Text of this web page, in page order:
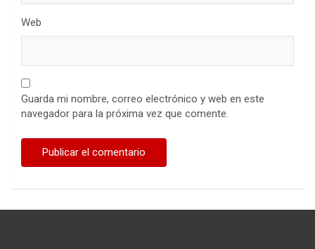
Web
Guarda mi nombre, correo electrónico y web en este
navegador para la próxima vez que comente.